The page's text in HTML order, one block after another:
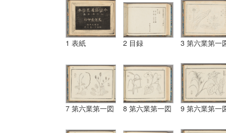
1 表紙 2 目録 3 第六業第一
7 第六業第一図 8 第六業第一図 9 第六業第一